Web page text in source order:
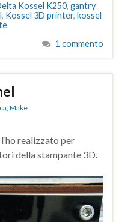
Kossel K250, gantry
, Kossel 3D printer, kossel
1 commento
, Make
realizzato per
della stampante 3D.